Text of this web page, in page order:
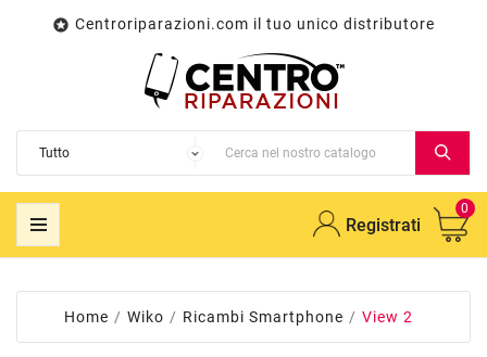
 Centroriparazioni.com il tuo unico distributore
Registrati
0
Home Wiko Ricambi Smartphone View 2